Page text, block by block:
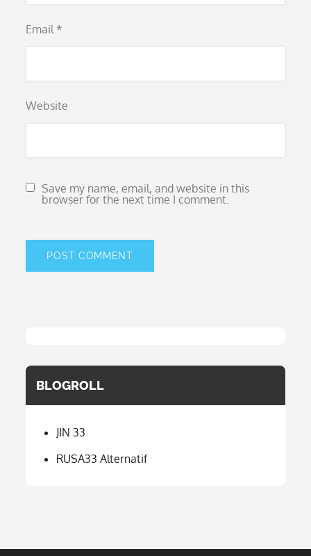
Email *
Website
Save my name, email, and website in this
browser for the next time I comment.
BLOGROLL
JIN 33
RUSA33 Alternatif